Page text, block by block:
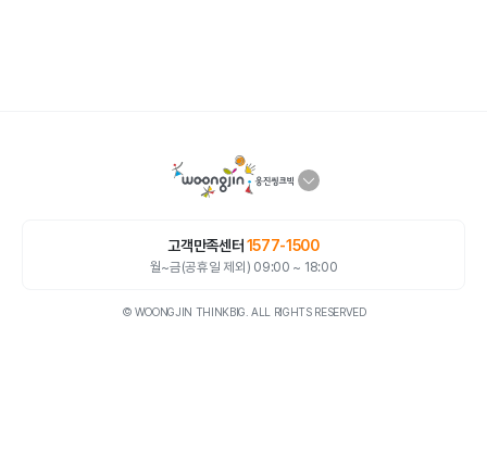
고객만족센터 1577-1500
월~금(공휴일 제외) 09:00 ~ 18:00
© WOONGJIN THINKBIG. ALL RIGHTS RESERVED